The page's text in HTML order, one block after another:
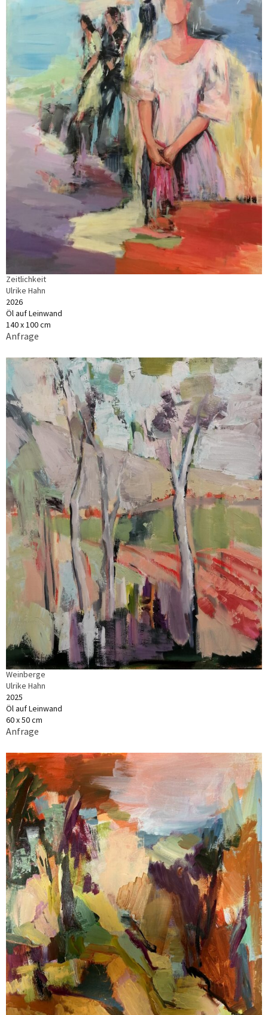
Zeitlichkeit
Ulrike Hahn
2026
Öl auf Leinwand
140 x 100 cm
Anfrage
Weinberge
Ulrike Hahn
2025
Öl auf Leinwand
60 x 50 cm
Anfrage